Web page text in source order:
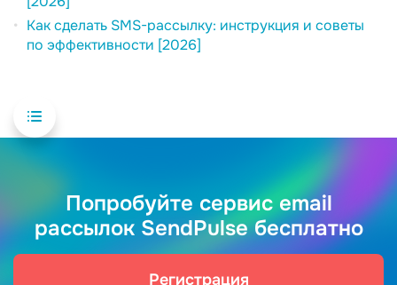
Как сделать SMS-рассылку: инструкция и советы
по эффективности [2026]
Попробуйте сервис email
рассылок SendPulse бесплатно
Регистрация